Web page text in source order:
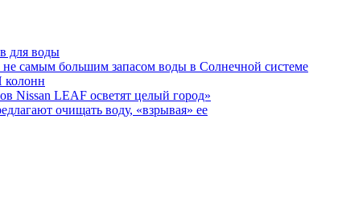
для воды
не самым большим запасом воды в Солнечной системе
Nissan LEAF осветят целый город»
очищать воду, «взрывая» ее